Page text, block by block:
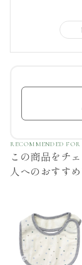
RECOMMENDED FOR
この商品をチ
人へのおすす